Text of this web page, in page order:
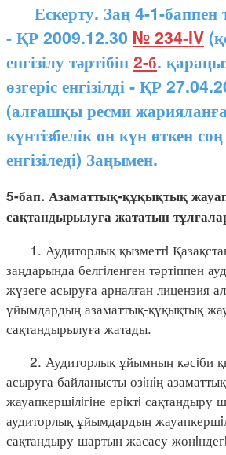
Ескерту. Заң 4-1-
- ҚР 2009.12.30 № 234-IV
енгізілу тәртібін2-б.
өзгеріс енгізілді - ҚР
(алғашқы ресми
күнтізбелік он күн өткен
енгізіледі) Заңымен.
5-бап. Азаматтық-құқықтық
сақтандырылуға жататын
1. Аудиторлық қызметтi
заңдарында белгiленген тәртiппен
жүзеге асыруға арналған лицензия
ұйымдардың азаматтық-құқықтық
сақтандырылуға жатады.
2. Аудиторлық ұйымның кәсiби
асыруға байланысты өзiнiң
жауапкершiлiгiне ерiктi сақтандыру
аудиторлық ұйымдардың
сақтандыру шартын жасасу